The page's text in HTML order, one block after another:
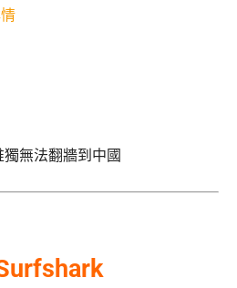
無法翻牆到中國